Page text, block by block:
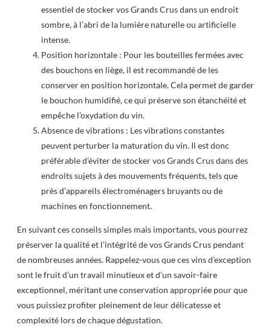
essentiel de stocker vos Grands Crus dans un endroit
sombre, à l’abri de la lumière naturelle ou artificielle
intense.
Position horizontale : Pour les bouteilles fermées avec
des bouchons en liège, il est recommandé de les
conserver en position horizontale. Cela permet de garder
le bouchon humidifié, ce qui préserve son étanchéité et
empêche l’oxydation du vin.
Absence de vibrations : Les vibrations constantes
peuvent perturber la maturation du vin. Il est donc
préférable d’éviter de stocker vos Grands Crus dans des
endroits sujets à des mouvements fréquents, tels que
près d’appareils électroménagers bruyants ou de
machines en fonctionnement.
En suivant ces conseils simples mais importants, vous pourrez
préserver la qualité et l’intégrité de vos Grands Crus pendant
de nombreuses années. Rappelez-vous que ces vins d’exception
sont le fruit d’un travail minutieux et d’un savoir-faire
exceptionnel, méritant une conservation appropriée pour que
vous puissiez profiter pleinement de leur délicatesse et
complexité lors de chaque dégustation.